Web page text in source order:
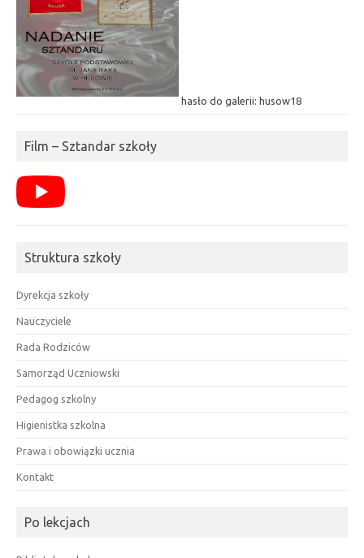
hasło do galerii: husow18
Film – Sztandar szkoły
Struktura szkoły
Dyrekcja szkoły
Nauczyciele
Rada Rodziców
Samorząd Uczniowski
Pedagog szkolny
Higienistka szkolna
Prawa i obowiązki ucznia
Kontakt
Po lekcjach